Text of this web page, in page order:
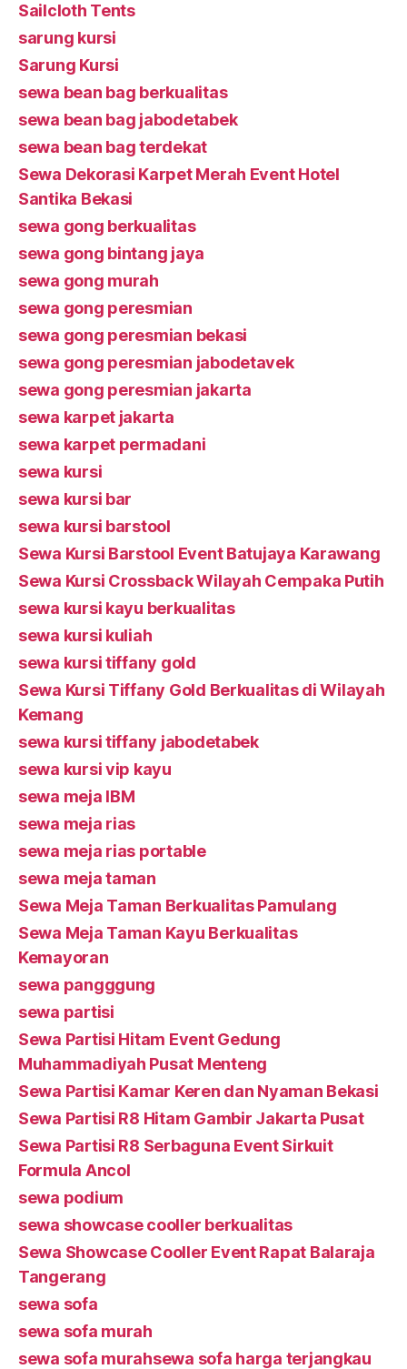
Sailcloth Tents
sarung kursi
Sarung Kursi
sewa bean bag berkualitas
sewa bean bag jabodetabek
sewa bean bag terdekat
Sewa Dekorasi Karpet Merah Event Hotel
Santika Bekasi
sewa gong berkualitas
sewa gong bintang jaya
sewa gong murah
sewa gong peresmian
sewa gong peresmian bekasi
sewa gong peresmian jabodetavek
sewa gong peresmian jakarta
sewa karpet jakarta
sewa karpet permadani
sewa kursi
sewa kursi bar
sewa kursi barstool
Sewa Kursi Barstool Event Batujaya Karawang
Sewa Kursi Crossback Wilayah Cempaka Putih
sewa kursi kayu berkualitas
sewa kursi kuliah
sewa kursi tiffany gold
Sewa Kursi Tiffany Gold Berkualitas di Wilayah
Kemang
sewa kursi tiffany jabodetabek
sewa kursi vip kayu
sewa meja IBM
sewa meja rias
sewa meja rias portable
sewa meja taman
Sewa Meja Taman Berkualitas Pamulang
Sewa Meja Taman Kayu Berkualitas
Kemayoran
sewa pangggung
sewa partisi
Sewa Partisi Hitam Event Gedung
Muhammadiyah Pusat Menteng
Sewa Partisi Kamar Keren dan Nyaman Bekasi
Sewa Partisi R8 Hitam Gambir Jakarta Pusat
Sewa Partisi R8 Serbaguna Event Sirkuit
Formula Ancol
sewa podium
sewa showcase cooller berkualitas
Sewa Showcase Cooller Event Rapat Balaraja
Tangerang
sewa sofa
sewa sofa murah
sewa sofa murahsewa sofa harga terjangkau